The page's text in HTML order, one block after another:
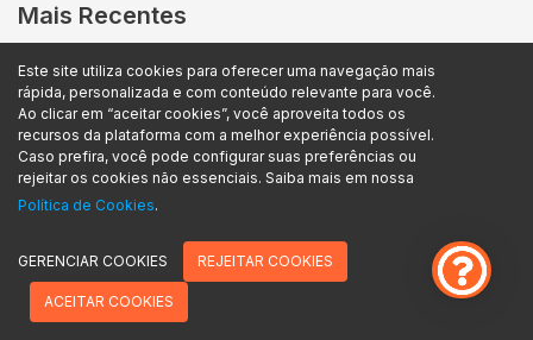
Mais Recentes
dirigindo? Depende, por quê?
11/03/2025
Postado por Assegurou
Bomba d`água do carro: o que é, função e
Postado porAssegurou
Melhor seguro para moto: TOP 7 de 2025
Este site utiliza cookies para oferecer uma navegação mais
rápida, personalizada e com conteúdo relevante para você.
Ao clicar em “aceitar cookies”, você aproveita todos os
recursos da plataforma com a melhor experiência possível.
Caso prefira, você pode configurar suas preferências ou
rejeitar os cookies não essenciais. Saiba mais em nossa
Política de Cookies.
GERENCIAR COOKIES REJEITAR COOKIES
ACEITAR COOKIES